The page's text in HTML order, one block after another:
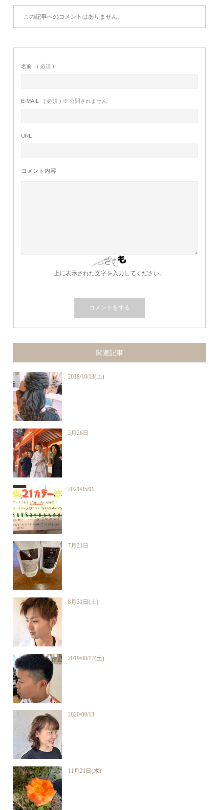
この記事へのコメントはありません。
名前 ( 必須 )
E-MAIL ( 必須 ) ※ 公開されません
URL
コメント内容
上に表示された文字を入力してください。
関連記事
2018/10/13(土)
3月26日
2021/05/01
7月21日
8月31日(土)
2019/08/17(土)
2020/09/13
11月21日(木)